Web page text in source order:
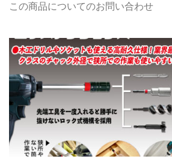
この商品についてのお問い合わせ